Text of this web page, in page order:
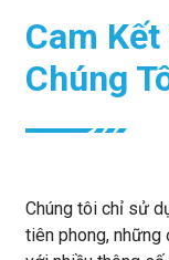
Cam
Chúng
Chúng tôi chỉ sử
tiên phong,